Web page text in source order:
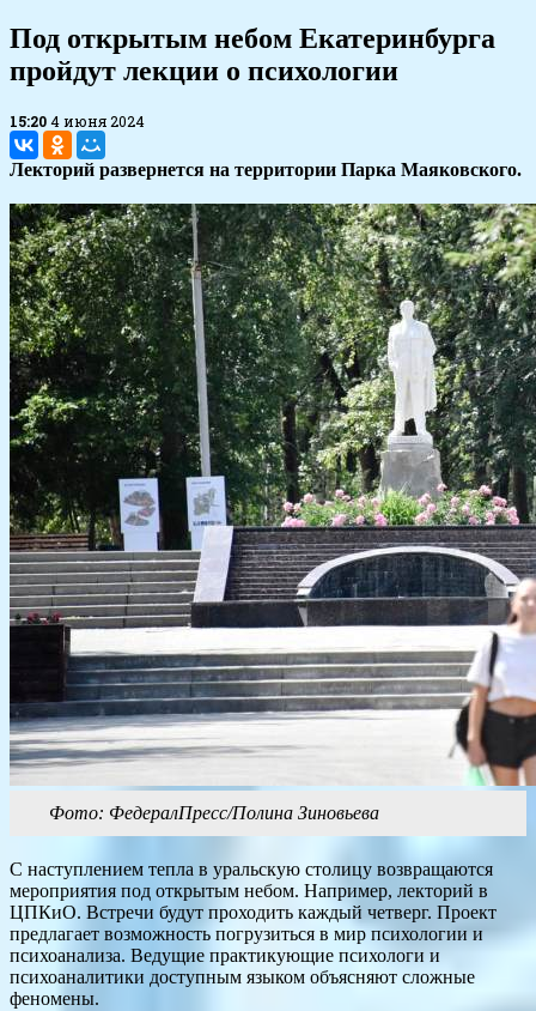
Под открытым небом Екатеринбурга
пройдут лекции о психологии
15:204 июня 2024
Лекторий развернется на территории Парка Маяковского.
Фото: ФедералПресс/Полина Зиновьева
С наступлением тепла в уральскую столицу возвращаются
мероприятия под открытым небом. Например, лекторий в
ЦПКиО. Встречи будут проходить каждый четверг. Проект
предлагает возможность погрузиться в мир психологии и
психоанализа. Ведущие практикующие психологи и
психоаналитики доступным языком объясняют сложные
феномены.